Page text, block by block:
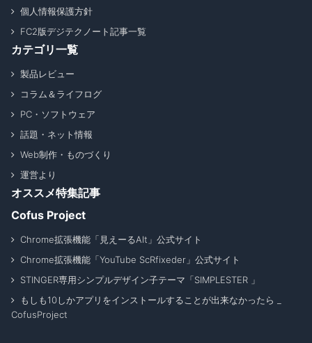
個人情報保護方針
FC2版デジテクノート記事一覧
カテゴリ一覧
製品レビュー
コラム＆ライフログ
PC・ソフトウェア
話題・ネット情報
Web制作・ものづくり
運営より
オススメ特集記事
Cofus Project
Chrome拡張機能「見えーるAlt」公式サイト
Chrome拡張機能「YouTube ScRfixeder」公式サイト
STINGER専用シンプルデザイン子テーマ「SIMPLESTER 」
もしも10しかアプリをインストールすることが出来なかったら _
CofusProject